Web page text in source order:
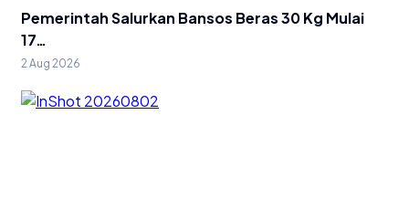
Pemerintah Salurkan Bansos Beras 30 Kg Mulai
17…
2 Aug 2026